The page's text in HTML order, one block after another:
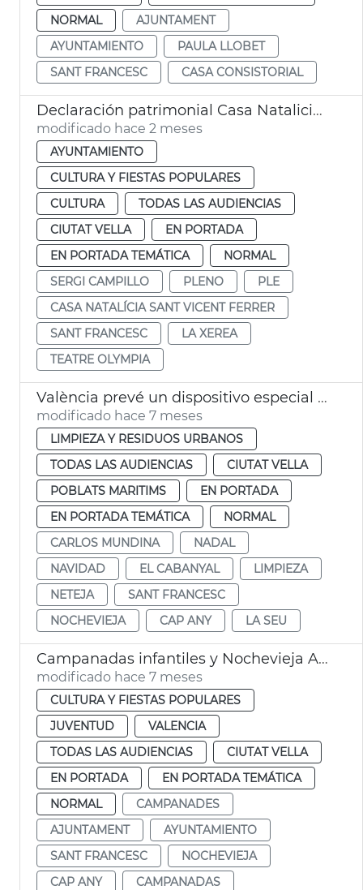
NORMAL
AJUNTAMENT
AYUNTAMIENTO
PAULA LLOBET
SANT FRANCESC
CASA CONSISTORIAL
Declaración patrimonial Casa Natalicia San Vicente Ferrer y Teatro Olympia València
modificado hace 2 meses
AYUNTAMIENTO
CULTURA Y FIESTAS POPULARES
CULTURA
TODAS LAS AUDIENCIAS
CIUTAT VELLA
EN PORTADA
EN PORTADA TEMÁTICA
NORMAL
SERGI CAMPILLO
PLENO
PLE
CASA NATALÍCIA SANT VICENT FERRER
SANT FRANCESC
LA XEREA
TEATRE OLYMPIA
València prevé un dispositivo especial limpia en Navidad
modificado hace 7 meses
LIMPIEZA Y RESIDUOS URBANOS
TODAS LAS AUDIENCIAS
CIUTAT VELLA
POBLATS MARITIMS
EN PORTADA
EN PORTADA TEMÁTICA
NORMAL
CARLOS MUNDINA
NADAL
NAVIDAD
EL CABANYAL
LIMPIEZA
NETEJA
SANT FRANCESC
NOCHEVIEJA
CAP ANY LA SEU
Campanadas infantiles y Nochevieja Ayuntamiento València
modificado hace 7 meses
CULTURA Y FIESTAS POPULARES
JUVENTUD
VALENCIA
TODAS LAS AUDIENCIAS
CIUTAT VELLA
EN PORTADA
EN PORTADA TEMÁTICA
NORMAL
CAMPANADES
AJUNTAMENT
AYUNTAMIENTO
SANT FRANCESC
NOCHEVIEJA
CAP ANY
CAMPANADAS